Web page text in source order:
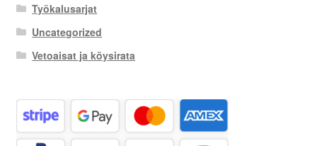
Työkalusarjat
Uncategorized
Vetoaisat ja köysirata